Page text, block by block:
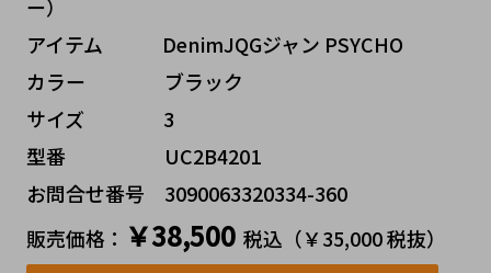
ー）
アイテム   DenimJQGジャン PSYCHO
カラー    ブラック
サイズ    3
型番     UC2B4201
お問合せ番号 3090063320334-360
販売価格： ￥38,500 税込（￥35,000 税抜）